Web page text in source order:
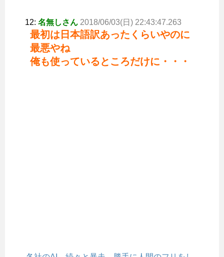
12: 名無しさん 2018/06/03(日) 22:43:47.263
最初は日本語訳あったくらいやのに
最悪やね
俺も使っているところだけに・・・